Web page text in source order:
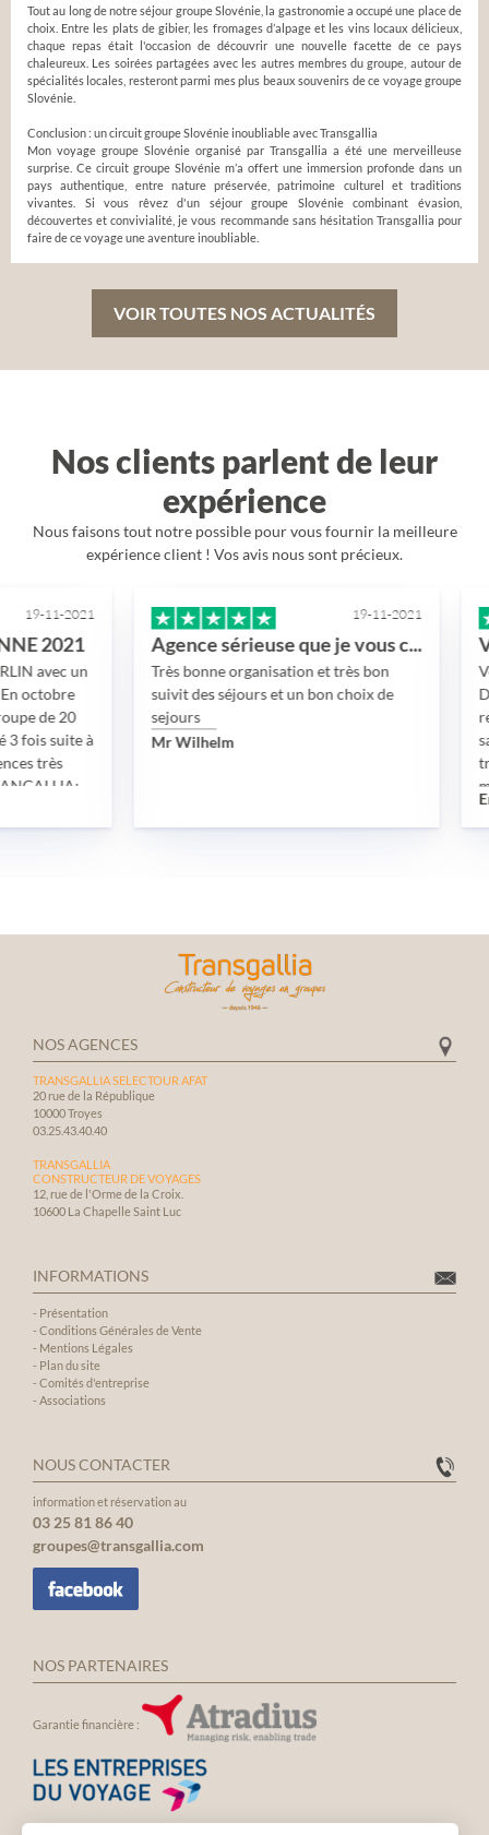
Tout au long de notre séjour groupe Slovénie, la gastronomie a occupé une place de
choix. Entre les plats de gibier, les fromages d’alpage et les vins locaux délicieux,
chaque repas était l'occasion de découvrir une nouvelle facette de ce pays
chaleureux. Les soirées partagées avec les autres membres du groupe, autour de
spécialités locales, resteront parmi mes plus beaux souvenirs de ce voyage groupe
Slovénie.
Conclusion : un circuit groupe Slovénie inoubliable avec Transgallia
Mon voyage groupe Slovénie organisé par Transgallia a été une merveilleuse
surprise. Ce circuit groupe Slovénie m’a offert une immersion profonde dans un
pays authentique, entre nature préservée, patrimoine culturel et traditions
vivantes. Si vous rêvez d'un séjour groupe Slovénie combinant évasion,
découvertes et convivialité, je vous recommande sans hésitation Transgallia pour
faire de ce voyage une aventure inoubliable.
VOIR TOUTES NOS ACTUALITÉS
Nos clients parlent de leur
expérience
Nous faisons tout notre possible pour vous fournir la meilleure
expérience client ! Vos avis nous sont précieux.
un
à
19-11-2021
Agence sérieuse que je vous conseille
Très bonne organisation et très bon
suivit des séjours et un bon choix de
Mr Wilhelm
Voyage
Dubai
reporté
sanitaires
très bien
madame
impliquée,
qui a
NOS AGENCES
TRANSGALLIA SELECTOUR AFAT
20 rue de la République
10000 Troyes
03.25.43.40.40
TRANSGALLIA
CONSTRUCTEUR DE VOYAGES
12, rue de l'Orme de la Croix.
10600 La Chapelle Saint Luc
INFORMATIONS
- Présentation
- Conditions Générales de Vente
- Mentions Légales
- Plan du site
- Comités d'entreprise
- Associations
NOUS CONTACTER
information et réservation au
03 25 81 86 40
groupes@transgallia.com
NOS PARTENAIRES
Garantie financière :